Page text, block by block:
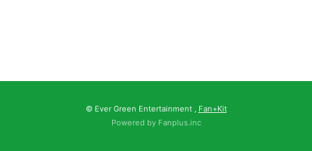
© Ever Green Entertainment , Fan+Kit
Powered by Fanplus.inc